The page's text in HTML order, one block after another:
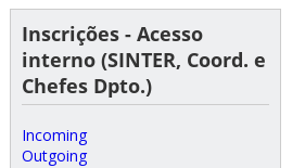
Inscrições - Acesso
interno (SINTER, Coord. e
Chefes Dpto.)
Incoming
Outgoing